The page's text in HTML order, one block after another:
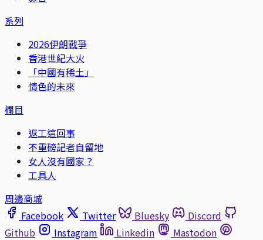
系列
2026伊朗戰爭
香港世紀大火
「中國有稀土」
情色的未來
欄目
返工這回事
不重磅記者自留地
女人沒有國家？
工具人
周邊商城
Facebook
Twitter Bluesky
Discord
Github
Instagram Linkedin
Mastodon